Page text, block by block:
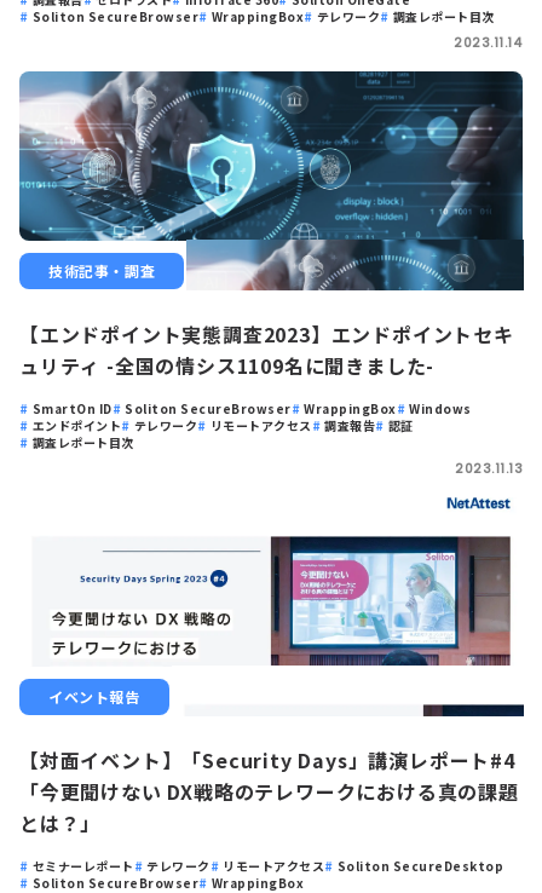
Soliton SecureBrowser
WrappingBox テレワーク
調査レポート目次
2023.11.14
技術記事・調査
【エンドポイント実態調査2023】エンドポイントセキ
ュリティ -全国の情シス1109名に聞きました-
SmartOn ID Soliton SecureBrowser WrappingBox
Windows
エンドポイント
テレワーク リモートアクセス 調査報告
認証
調査レポート目次
2023.11.13
イベント報告
【対面イベント】「Security Days」講演レポート#4
「今更聞けない DX戦略のテレワークにおける真の課題
とは？」
セミナーレポート テレワーク リモートアクセス
Soliton SecureDesktop
Soliton SecureBrowser
WrappingBox